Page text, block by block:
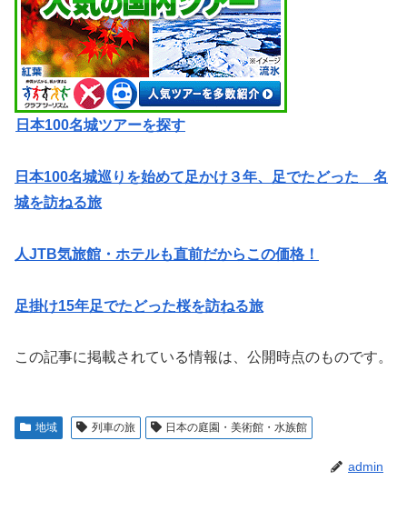
日本100名城ツアーを探す
日本100名城巡りを始めて足かけ３年、足でたどった 名
城を訪ねる旅
人JTB気旅館・ホテルも直前だからこの価格！
足掛け15年足でたどった桜を訪ねる旅
この記事に掲載されている情報は、公開時点のものです。
地域 列車の旅 日本の庭園・美術館・水族館
admin